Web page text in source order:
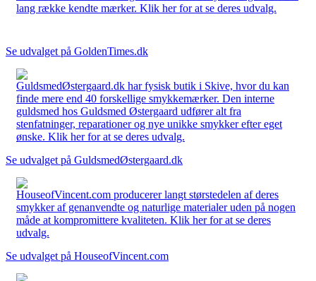
lang række kendte mærker. Klik her for at se deres udvalg.
Se udvalget på GoldenTimes.dk
GuldsmedØstergaard.dk har fysisk butik i Skive, hvor du kan
finde mere end 40 forskellige smykkemærker. Den interne
guldsmed hos Guldsmed Østergaard udfører alt fra
stenfatninger, reparationer og nye unikke smykker efter eget
ønske. Klik her for at se deres udvalg.
Se udvalget på GuldsmedØstergaard.dk
HouseofVincent.com producerer langt størstedelen af deres
smykker af genanvendte og naturlige materialer uden på nogen
måde at kompromittere kvaliteten. Klik her for at se deres
udvalg.
Se udvalget på HouseofVincent.com